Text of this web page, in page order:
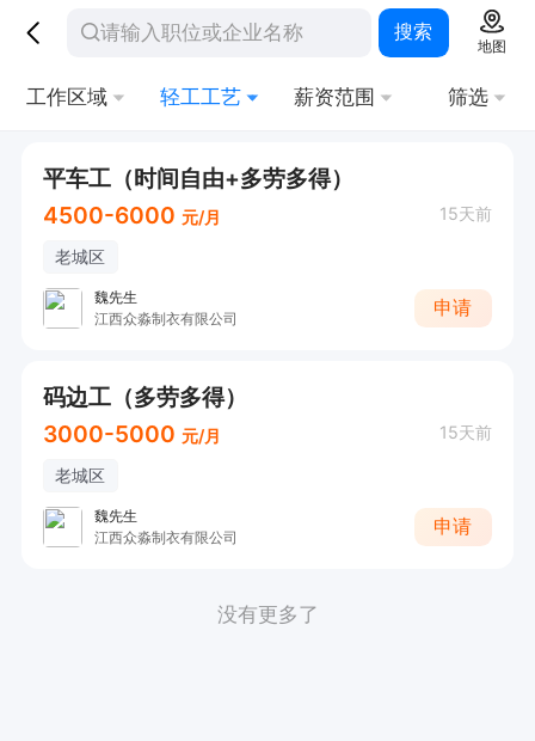
搜索
地图
工作区域 轻工工艺 薪资范围 筛选
平车工（时间自由+多劳多得）
4500-6000 元/月 15天前
老城区
魏先生
江西众淼制衣有限公司
申请
码边工（多劳多得）
3000-5000 元/月 15天前
老城区
魏先生
江西众淼制衣有限公司
申请
没有更多了